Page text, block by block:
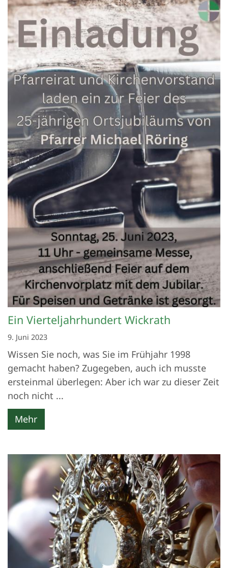
Ein Vierteljahrhundert Wickrath
9. Juni 2023
Wissen Sie noch, was Sie im Frühjahr 1998
gemacht haben? Zugegeben, auch ich musste
ersteinmal überlegen: Aber ich war zu dieser Zeit
noch nicht ...
Mehr